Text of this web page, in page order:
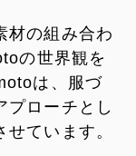
材の組み合わ
の世界観を
は、服づ
プローチとし
ています。